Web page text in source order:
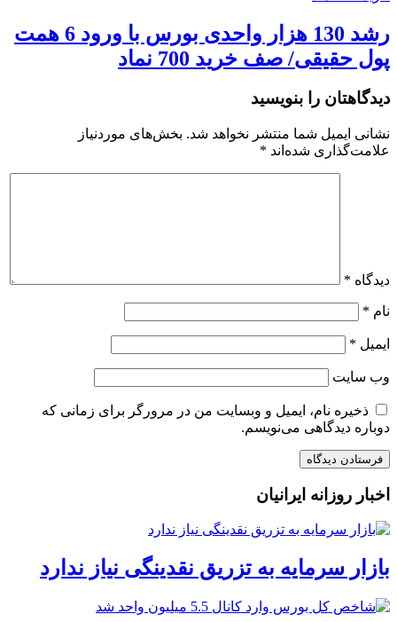
رشد 130 هزار واحدی بورس با ورود 6 همت
پول حقیقی/ صف خرید 700 نماد
دیدگاهتان را بنویسید
نشانی ایمیل شما منتشر نخواهد شد. بخش‌های موردنیاز
علامت‌گذاری شده‌اند *
دیدگاه *
نام *
ایمیل *
وب‌ سایت
ذخیره نام، ایمیل و وبسایت من در مرورگر برای زمانی که
دوباره دیدگاهی می‌نویسم.
اخبار روزانه ایرانیان
بازار سرمایه به تزریق نقدینگی نیاز ندارد